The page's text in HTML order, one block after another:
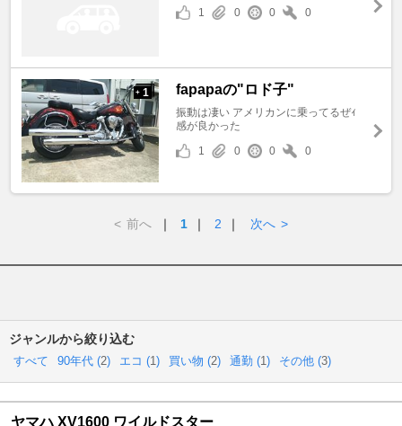
1 0 0 0
+ 1 fapapaの"ロド子"
振動は凄い アメリカンに乗ってるぜｨ
感が良かった
1
0 0 0
< 前へ ｜ 1 ｜ 2 ｜ 次へ >
ジャンルから絞り込む
すべて 90年代 (2) エコ (1) 買い物 (2) 通勤 (1) その他 (3)
ヤマハ XV1600 ワイルドスター